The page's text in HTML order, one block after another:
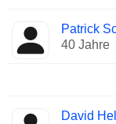
Patrick
40 Jahre
David